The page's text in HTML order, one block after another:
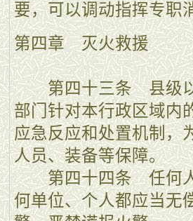
要，可以调动指挥专职
第四章 灭火救援
第四十三条 县级以
部门针对本行政区域内
应急反应和处置机制，
人员、装备等保障。
第四十四条 任何人
何单位、个人都应当无